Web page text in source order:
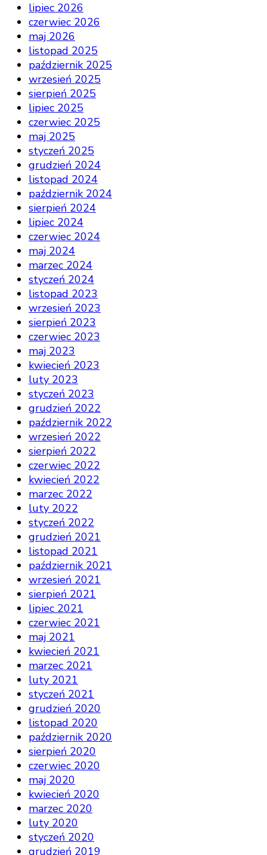
lipiec 2026
czerwiec 2026
maj 2026
listopad 2025
październik 2025
wrzesień 2025
sierpień 2025
lipiec 2025
czerwiec 2025
maj 2025
styczeń 2025
grudzień 2024
listopad 2024
październik 2024
sierpień 2024
lipiec 2024
czerwiec 2024
maj 2024
marzec 2024
styczeń 2024
listopad 2023
wrzesień 2023
sierpień 2023
czerwiec 2023
maj 2023
kwiecień 2023
luty 2023
styczeń 2023
grudzień 2022
październik 2022
wrzesień 2022
sierpień 2022
czerwiec 2022
kwiecień 2022
marzec 2022
luty 2022
styczeń 2022
grudzień 2021
listopad 2021
październik 2021
wrzesień 2021
sierpień 2021
lipiec 2021
czerwiec 2021
maj 2021
kwiecień 2021
marzec 2021
luty 2021
styczeń 2021
grudzień 2020
listopad 2020
październik 2020
sierpień 2020
czerwiec 2020
maj 2020
kwiecień 2020
marzec 2020
luty 2020
styczeń 2020
grudzień 2019